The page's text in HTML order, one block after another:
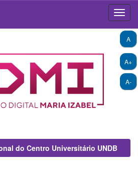
A+
A-
A
do Centro Universitário UNDB